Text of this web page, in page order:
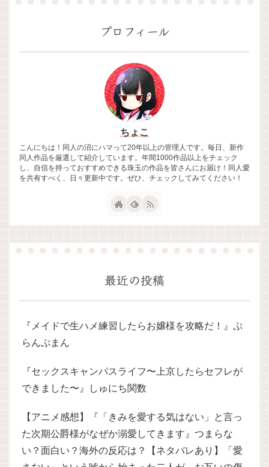
プロフィール
ちょこ
こんにちは！同人の沼にハマって20年以上の管理人です。毎日、新作
同人作品を厳選して紹介しています。年間1000作品以上をチェック
し、自信を持っておすすめできる珠玉の作品を皆さんにお届け！同人愛
を共有すべく、日々更新中です。ぜひ、チェックしてみてください！
最近の投稿
『メイドで生ハメ練習したらお嬢様を攻略だ！』ぷ
らんぷまん
『セックスキャンパスライフ〜上京したらセフレが
できました〜』しゅにち関数
【アニメ感想】『「きみを愛する気はない」と言っ
た次期公爵様がなぜか溺愛してきます』つまらな
い？面白い？海外の反応は？【ネタバレあり】「愛